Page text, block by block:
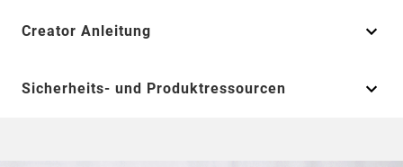
Creator Anleitung
Sicherheits- und Produktressourcen